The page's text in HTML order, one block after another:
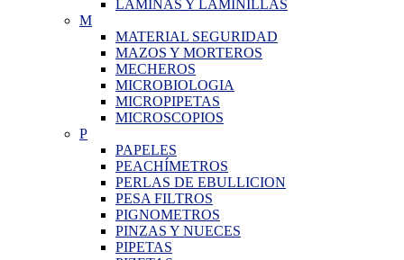
LAMINAS Y LAMINILLAS
M
MATERIAL SEGURIDAD
MAZOS Y MORTEROS
MECHEROS
MICROBIOLOGIA
MICROPIPETAS
MICROSCOPIOS
P
PAPELES
PEACHÍMETROS
PERLAS DE EBULLICION
PESA FILTROS
PIGNOMETROS
PINZAS Y NUECES
PIPETAS